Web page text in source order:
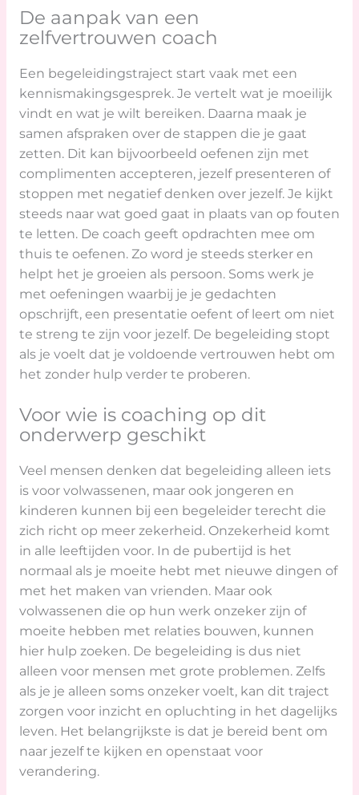
De aanpak van een
zelfvertrouwen coach
Een begeleidingstraject start vaak met een
kennismakingsgesprek. Je vertelt wat je moeilijk
vindt en wat je wilt bereiken. Daarna maak je
samen afspraken over de stappen die je gaat
zetten. Dit kan bijvoorbeeld oefenen zijn met
complimenten accepteren, jezelf presenteren of
stoppen met negatief denken over jezelf. Je kijkt
steeds naar wat goed gaat in plaats van op fouten
te letten. De coach geeft opdrachten mee om
thuis te oefenen. Zo word je steeds sterker en
helpt het je groeien als persoon. Soms werk je
met oefeningen waarbij je je gedachten
opschrijft, een presentatie oefent of leert om niet
te streng te zijn voor jezelf. De begeleiding stopt
als je voelt dat je voldoende vertrouwen hebt om
het zonder hulp verder te proberen.
Voor wie is coaching op dit
onderwerp geschikt
Veel mensen denken dat begeleiding alleen iets
is voor volwassenen, maar ook jongeren en
kinderen kunnen bij een begeleider terecht die
zich richt op meer zekerheid. Onzekerheid komt
in alle leeftijden voor. In de pubertijd is het
normaal als je moeite hebt met nieuwe dingen of
met het maken van vrienden. Maar ook
volwassenen die op hun werk onzeker zijn of
moeite hebben met relaties bouwen, kunnen
hier hulp zoeken. De begeleiding is dus niet
alleen voor mensen met grote problemen. Zelfs
als je je alleen soms onzeker voelt, kan dit traject
zorgen voor inzicht en opluchting in het dagelijks
leven. Het belangrijkste is dat je bereid bent om
naar jezelf te kijken en openstaat voor
verandering.